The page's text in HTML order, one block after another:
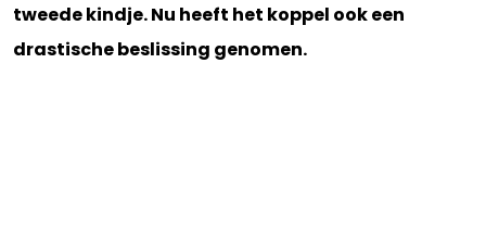
tweede kindje. Nu heeft het koppel ook een
drastische beslissing genomen.